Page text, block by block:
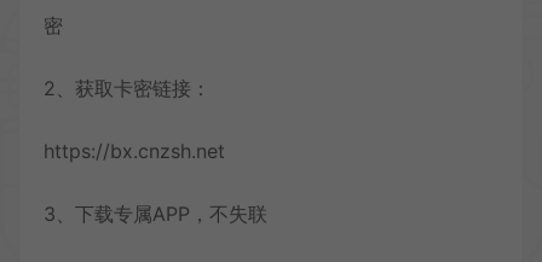
密
2、获取卡密链接：
https://bx.cnzsh.net
3、下载专属APP，不失联